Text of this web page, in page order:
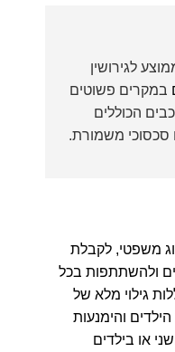
הממוצע לגירושין
במקרים פשוטים
הכוללים
סכסוכי משמורת.
משפטי, לקבלת
ולהשתתפות בכל
גילוי מלא של
והימנעות
או בילדים